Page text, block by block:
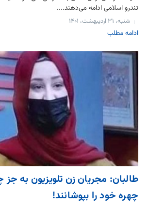
تندرو اسلامی ادامه می‌دهند....
شنبه، ۳۱ اردیبهشت، ۱۴۰۱
ادامه مطلب
طالبان: مجریان زن تلویزیون به
چهره خود را بپوشانند!